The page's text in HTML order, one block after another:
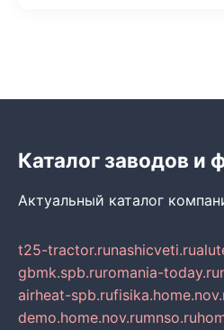
Каталог заводов и
Актуальный каталог
t25-tractor.runashicveti.ru
gbmk.spb.ruromania-today.ru
airheat-spb.ru
demo.home.nov.rumnso.ru